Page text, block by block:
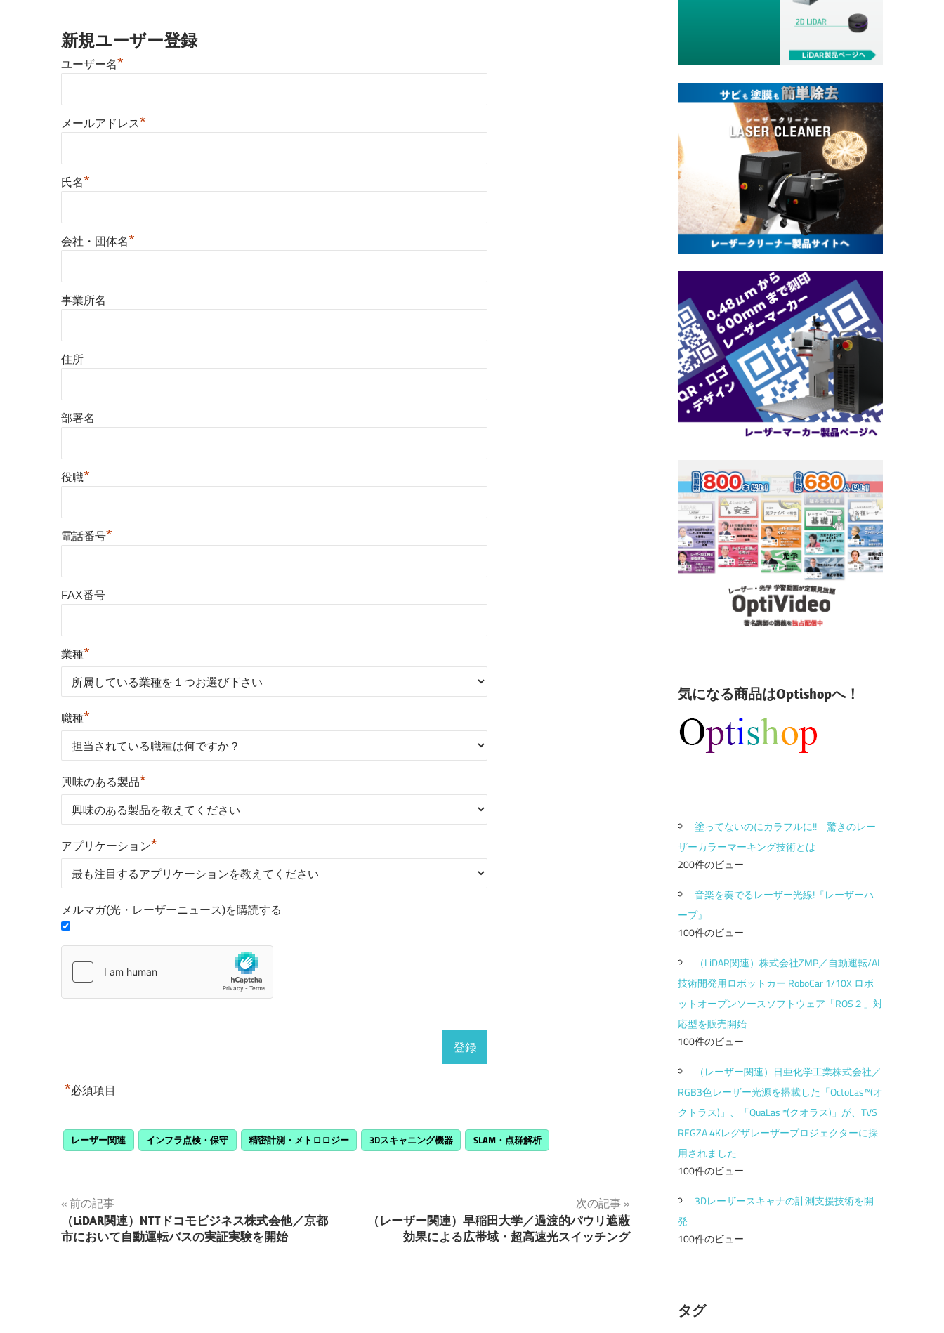
新規ユーザー登録
ユーザー名*
メールアドレス*
氏名*
会社・団体名*
事業所名
住所
部署名
役職*
電話番号*
FAX番号
業種*
職種*
興味のある製品*
アプリケーション*
メルマガ(光・レーザーニュース)を購読する
*必須項目
レーザー関連 インフラ点検・保守 精密計測・メトロロジー 3Dスキャニング機器 SLAM・点群解析
投
稿
前の記事
（LiDAR関連）NTTドコモビジネス株式会他／京都
市において自動運転バスの実証実験を開始
次の記事
（レーザー関連）早稲田大学／過渡的パウリ遮蔽
効果による広帯域・超高速光スイッチング
気になる商品はOptishopへ！
塗ってないのにカラフルに!! 驚きのレー
ザーカラーマーキング技術とは
200件のビュー
音楽を奏でるレーザー光線!『レーザーハ
ープ』
100件のビュー
（LiDAR関連）株式会社ZMP／自動運転/AI
技術開発用ロボットカー RoboCar 1/10X ロボ
ットオープンソースソフトウェア「ROS２」対
応型を販売開始
100件のビュー
（レーザー関連）日亜化学工業株式会社／
RGB3色レーザー光源を搭載した「OctoLas™(オ
クトラス)」、「QuaLas™(クオラス)」が、TVS
REGZA 4Kレグザレーザープロジェクターに採
用されました
100件のビュー
3Dレーザースキャナの計測支援技術を開
発
100件のビュー
タグ